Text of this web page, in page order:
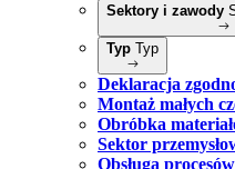
Sektory i zawody
Typ Typ
Deklaracja
Montaż małych
Obróbka
Sektor
Obsługa procesów